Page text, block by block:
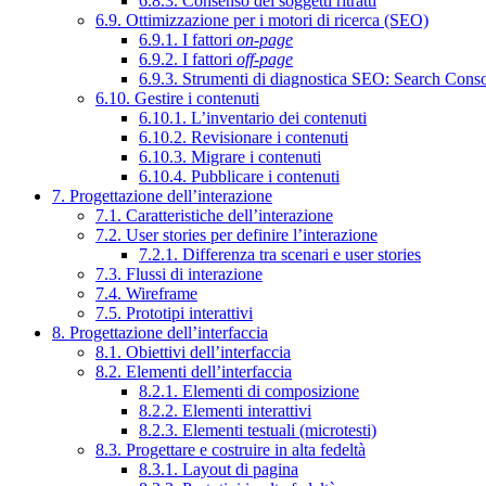
6.9. Ottimizzazione per i motori di ricerca (SEO)
6.9.1. I fattori on-page
6.9.2. I fattori off-page
6.9.3. Strumenti di diagnostica SEO: Search
6.10. Gestire i contenuti
6.10.1. L’inventario dei contenuti
6.10.2. Revisionare i contenuti
6.10.3. Migrare i contenuti
6.10.4. Pubblicare i contenuti
7. Progettazione dell’interazione
7.1. Caratteristiche dell’interazione
7.2. User stories per definire l’interazione
7.2.1. Differenza tra scenari e user stories
7.3. Flussi di interazione
7.4. Wireframe
7.5. Prototipi interattivi
8. Progettazione dell’interfaccia
8.1. Obiettivi dell’interfaccia
8.2. Elementi dell’interfaccia
8.2.1. Elementi di composizione
8.2.2. Elementi interattivi
8.2.3. Elementi testuali (microtesti)
8.3. Progettare e costruire in alta fedeltà
8.3.1. Layout di pagina